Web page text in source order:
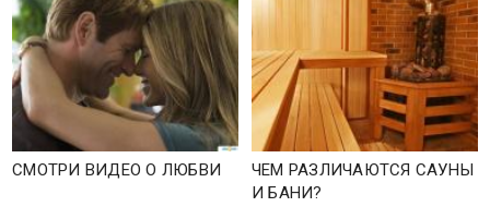
СМОТРИ ВИДЕО О ЛЮБВИ
ЧЕМ РАЗЛИЧАЮТСЯ САУНЫ
И БАНИ?